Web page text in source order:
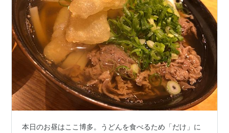
本日のお昼はここ博多。うどんを食べるため「だけ」に